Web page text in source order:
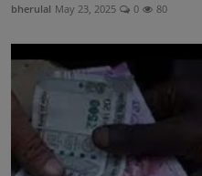
bherulal May 23, 2025 0 80